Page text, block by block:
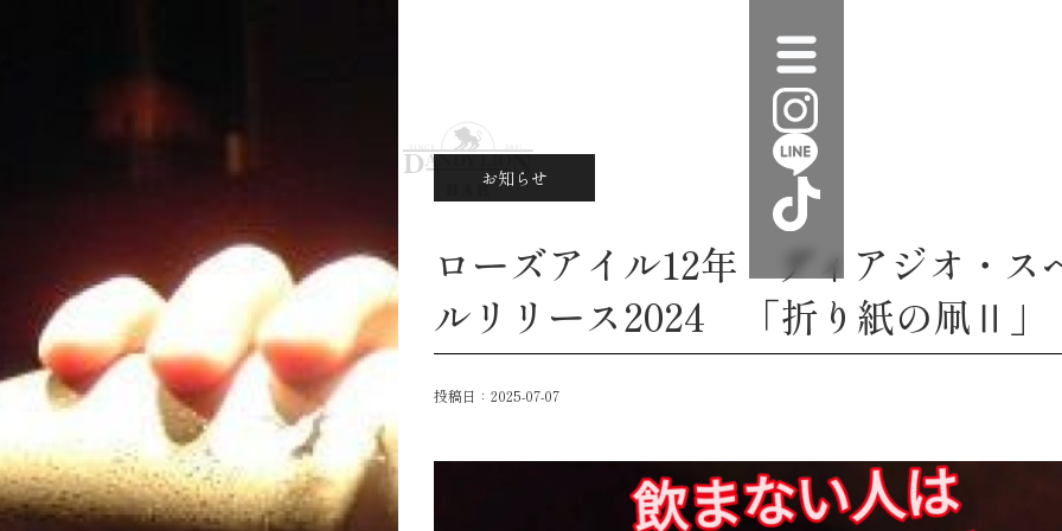
お知らせ
ローズアイル12年 ディアジオ・ス
ルリリース2024 「折り紙の凧Ⅱ」
投稿日： 2025-07-07